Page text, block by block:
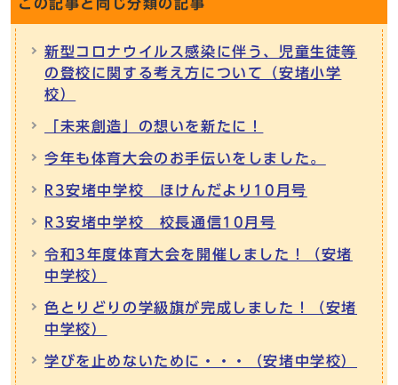
この記事と同じ分類の記事
新型コロナウイルス感染に伴う、児童生徒等
の登校に関する考え方について（安堵小学
校）
「未来創造」の想いを新たに！
今年も体育大会のお手伝いをしました。
R3安堵中学校 ほけんだより10月号
R3安堵中学校 校長通信10月号
令和3年度体育大会を開催しました！（安堵
中学校）
色とりどりの学級旗が完成しました！（安堵
中学校）
学びを止めないために・・・（安堵中学校）